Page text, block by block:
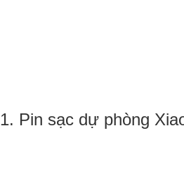
1. Pin sạc dự phòng